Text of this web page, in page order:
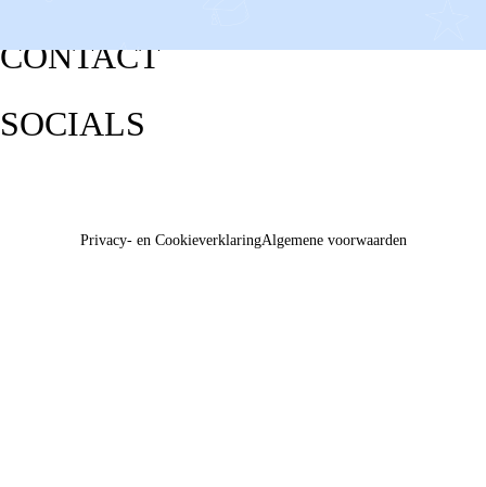
CONTACT
SOCIALS
Privacy- en CookieverklaringAlgemene voorwaarden